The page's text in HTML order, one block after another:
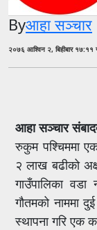
Byआहा सञ्चार
२०७६ आश्विन २, बिहीबार १७:११
आहा सञ्चार
रुकुम पश्चिममा
२ लाख बढीको
गाउँपालिका
गौतमको नाममा
स्थापना गरि एक